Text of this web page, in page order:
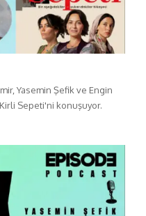
Yasemin Şefik ve Engin
Sepeti'ni konuşuyor.